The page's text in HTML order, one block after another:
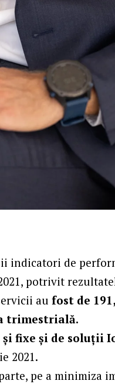
indicatori de
potrivit
au fost de
trimestrială.
fixe și de soluții
2021.
pe a minimiza